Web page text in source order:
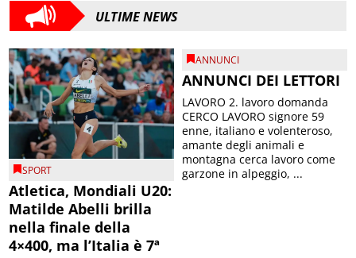
ULTIME NEWS
SPORT
Atletica, Mondiali U20:
Matilde Abelli brilla
nella finale della
4×400, ma l’Italia è 7ª
ANNUNCI
ANNUNCI DEI LETTORI
LAVORO 2. lavoro domanda
CERCO LAVORO signore 59
enne, italiano e volenteroso,
amante degli animali e
montagna cerca lavoro come
garzone in alpeggio, ...